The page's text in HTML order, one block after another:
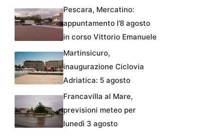
Pescara, Mercatino:
appuntamento l’8 agosto
in corso Vittorio Emanuele
Martinsicuro,
inaugurazione Ciclovia
Adriatica: 5 agosto
Francavilla al Mare,
previsioni meteo per
lunedì 3 agosto